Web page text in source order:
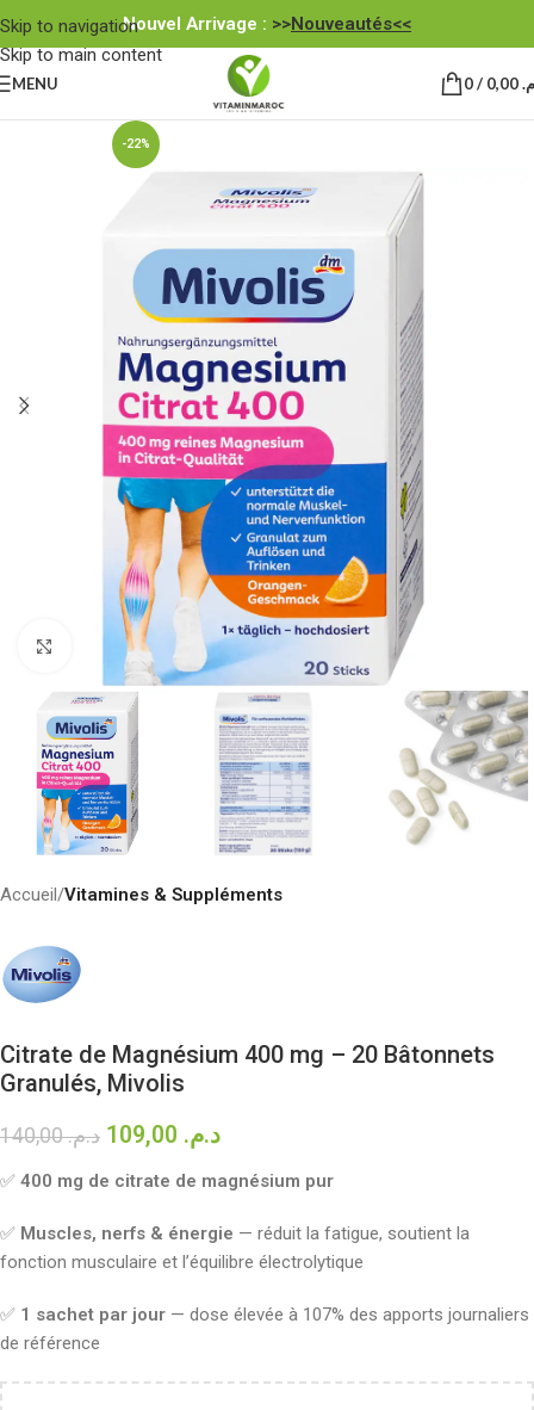
Skip to navigation
Skip to main content
Nouvel Arrivage : >>Nouveautés<<
MENU 0/
-22%
Click to enlarge
Accueil Vitamines & Suppléments
Citrate de Magnésium 400 mg – 20 Bâtonnets
Granulés, Mivolis
د.م.140,00 د.م.
✅ 400 mg de citrate de magnésium pur
✅ Muscles, nerfs & énergie — réduit la fatigue, soutient la
fonction musculaire et l’équilibre électrolytique
✅ 1 sachet par jour — dose élevée à 107% des apports journaliers
de référence